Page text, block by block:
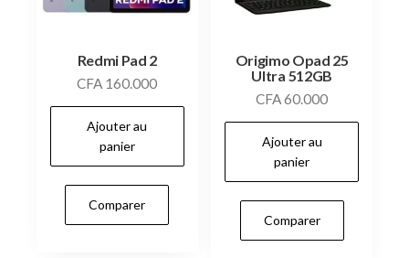
Redmi Pad 2
CFA 160.000
Ajouter au
panier
Comparer
Origimo Opad 25
Ultra 512GB
CFA60.000
Ajouter au
panier
Comparer